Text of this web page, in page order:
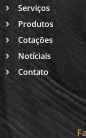
Serviços
Produtos
Cotações
Notíciais
Contato